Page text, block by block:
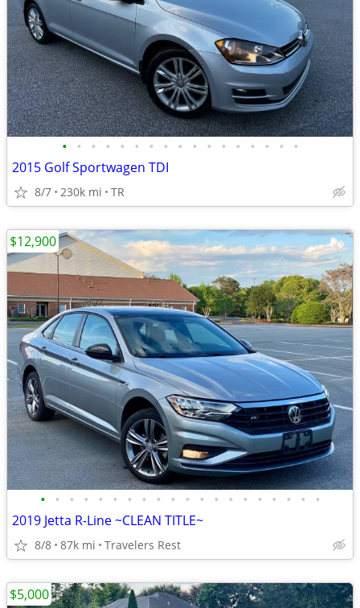
• • • • • • • • • • • • • • • • •
2015 Golf Sportwagen TDI
8/7 230k mi TR
• • • • • • • • • • • • • • • • • • • •
2019 Jetta R-Line ~CLEAN TITLE~
8/8 87k mi Travelers Rest
$12,900
$5,000